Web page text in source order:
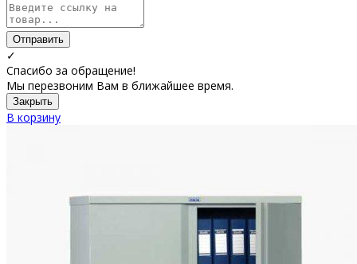
Отправить
✓
Спасибо за обращение!
Мы перезвоним Вам в ближайшее время.
Закрыть
В корзину